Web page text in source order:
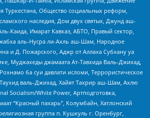
Туркестана, Общество социальных реформ,
наследия, Дом двух святых, Джунд аш-
Каида, Имарат Кавказ, АБТО, Правый сектор,
аль-Нусра ли-Ахль аш-Шам, Народное
и Д. Пожарского, Аджр от Аллаха Субхану уа
Муджахеды джамаата Ат-Тавхида Валь-Джихад,
ба суи давлати исломи, Террористическое
валь-Джихад, Хайят Тахрир аш-Шам, Ахлю
Socialism/White Power, Артподготовка,
“Красный пахарь”, Колумбайн, Хатлонский
группа п. Кушкуль г. Оренбург,